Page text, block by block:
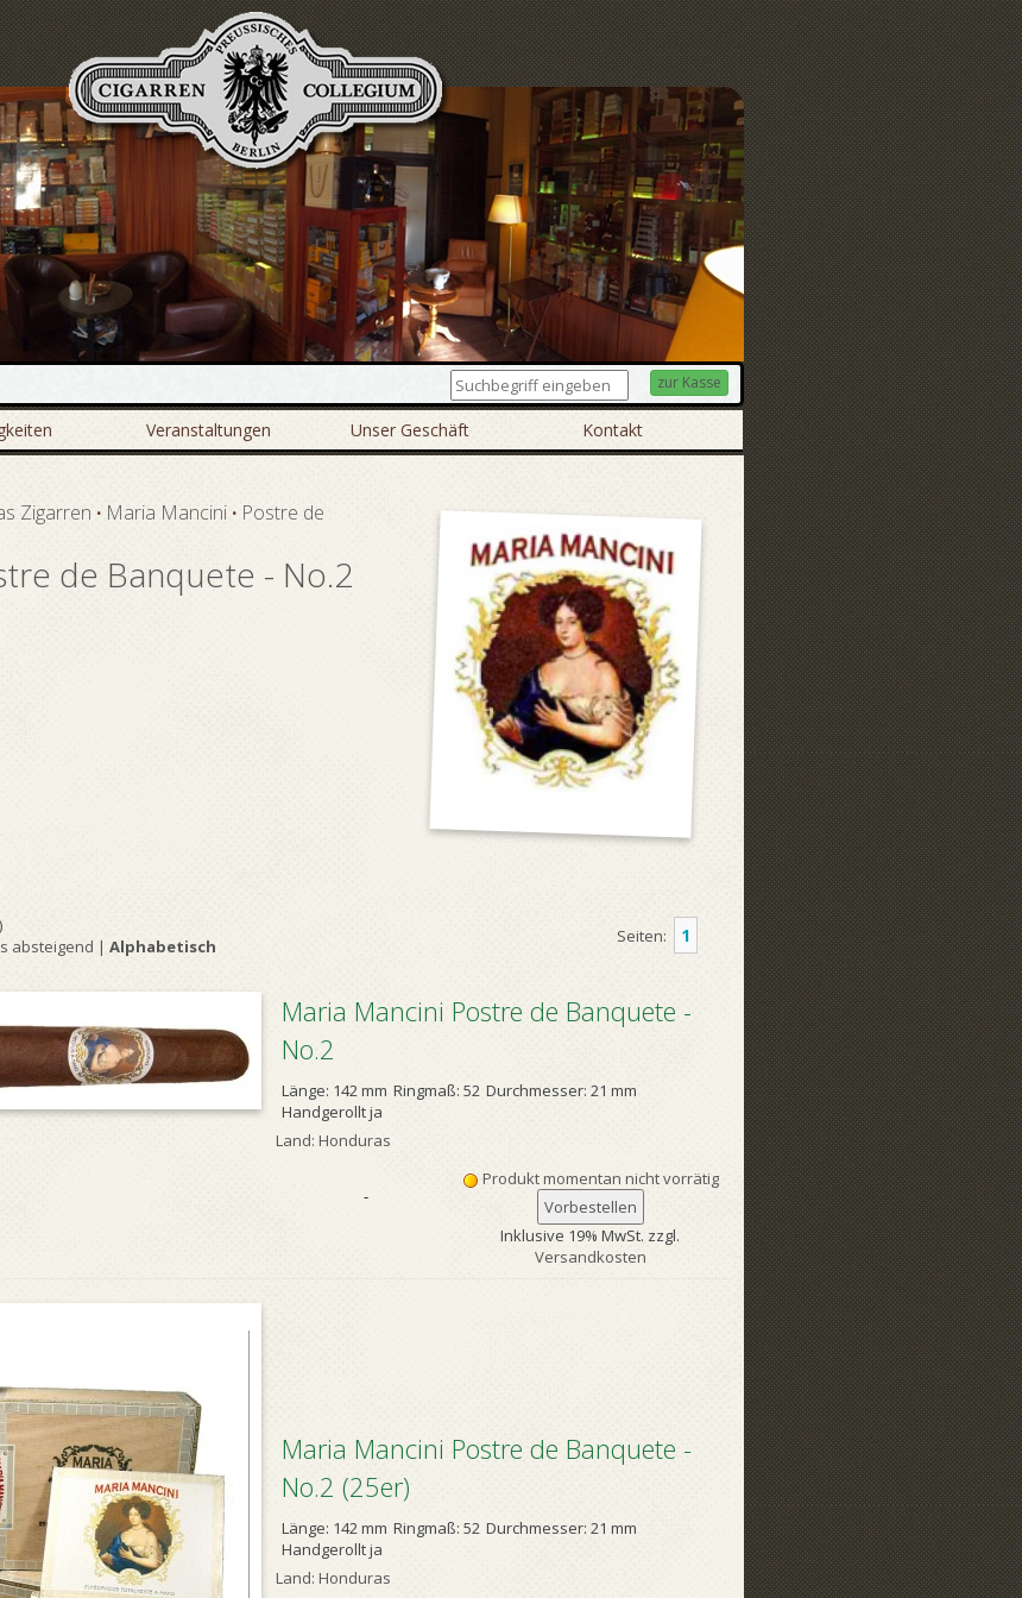
zur Kasse
Veranstaltungen Unser Geschäft Kontakt
Zigarren · Maria Mancini· Postre de
de Banquete - No.2
absteigend | Alphabetisch Seiten: 1
Maria Mancini Postre de Banquete -
No.2
Länge: 142 mm Ringmaß: 52 Durchmesser: 21 mm
Handgerollt ja
Land: Honduras
-
Produkt momentan nicht vorrätig
Inklusive 19% MwSt. zzgl.
Versandkosten
Maria Mancini Postre de Banquete -
No.2 (25er)
Länge: 142 mm Ringmaß: 52 Durchmesser: 21 mm
Handgerollt ja
Land: Honduras